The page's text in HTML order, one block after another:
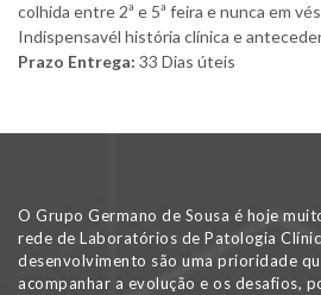
colhida entre 2ª e 5ª feira e nunca em
Indispensavél história clínica e
Prazo Entrega: 33 Dias úteis
O Grupo Germano de Sousa é hoje
rede de Laboratórios de Patologia
desenvolvimento são uma prioridade
acompanhar a evolução e os desafios,